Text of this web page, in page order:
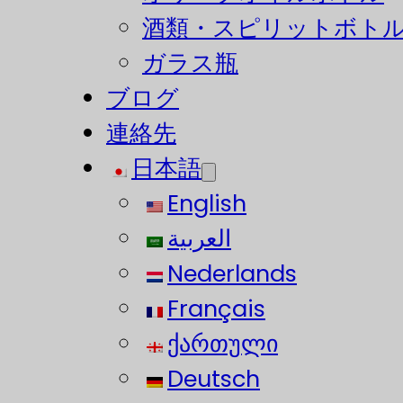
酒類・スピリットボト
ガラス瓶
ブログ
連絡先
日本語
English
العربية
Nederlands
Français
ქართული
Deutsch